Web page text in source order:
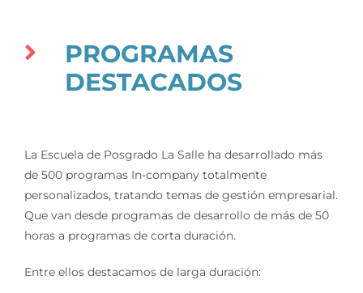
PROGRAMAS
DESTACADOS
La Escuela de Posgrado La Salle ha desarrollado más
de 500 programas In-company totalmente
personalizados, tratando temas de gestión empresarial.
Que van desde programas de desarrollo de más de 50
horas a programas de corta duración.
Entre ellos destacamos de larga duración: